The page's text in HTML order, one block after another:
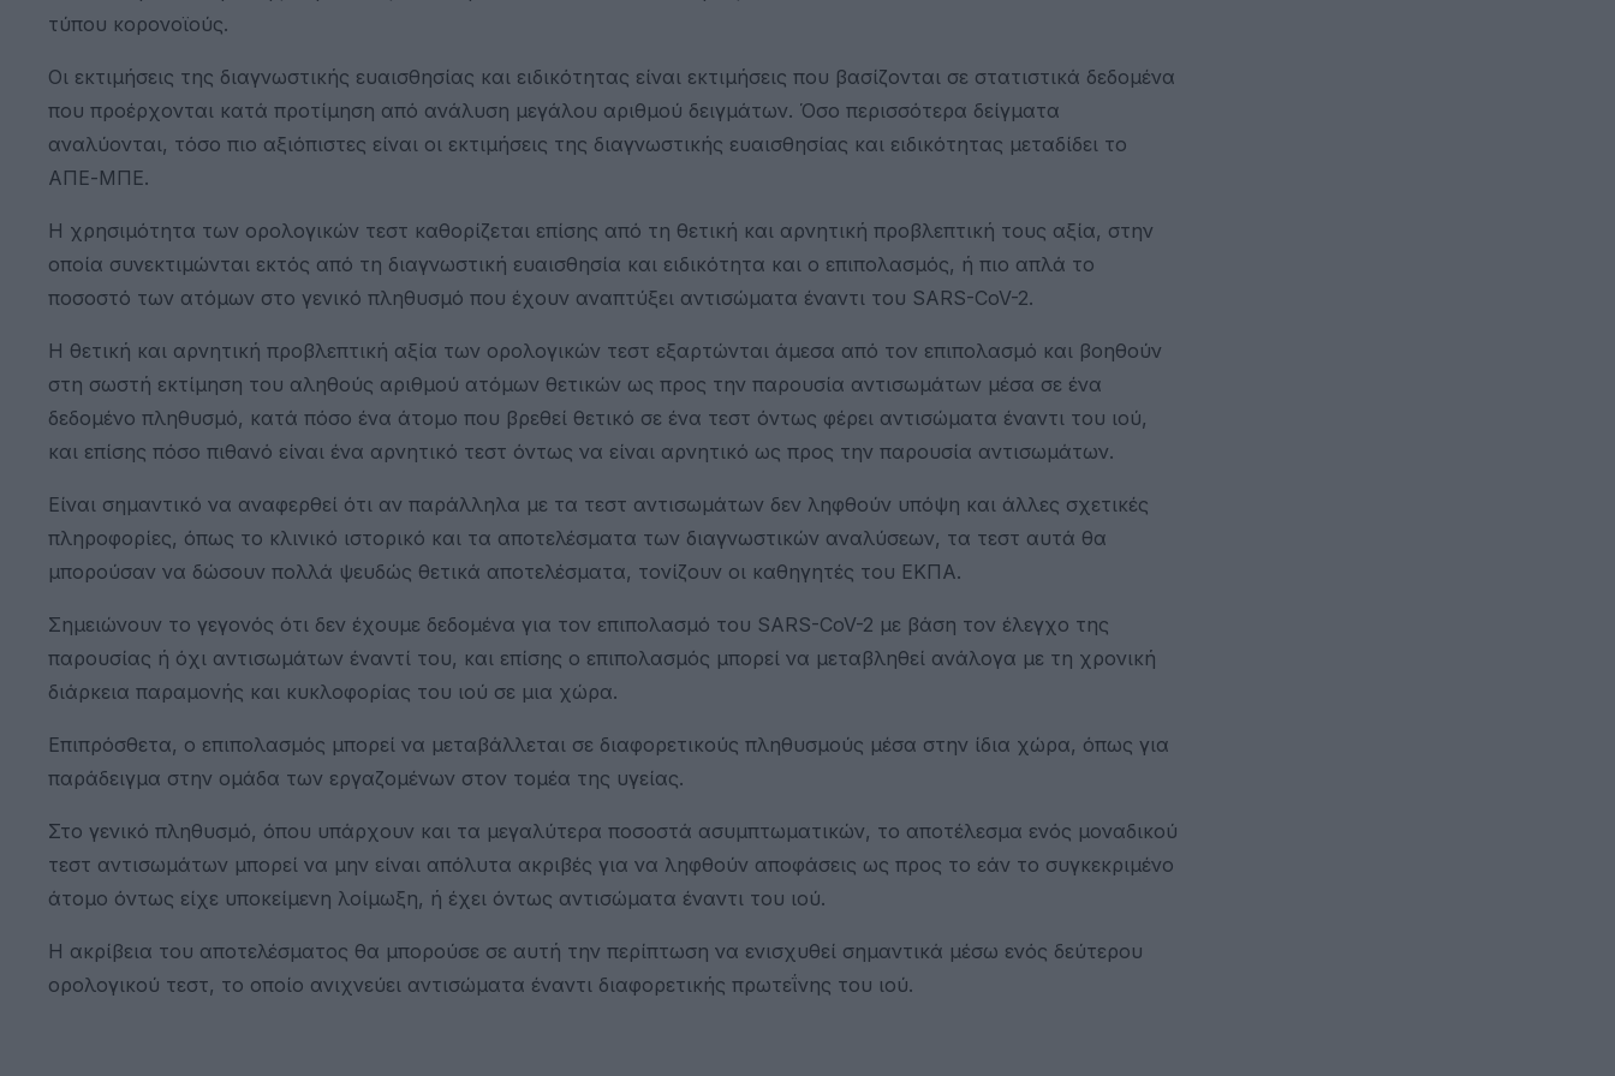
τύπου κορονοϊούς.
Οι εκτιμήσεις της διαγνωστικής ευαισθησίας και ειδικότητας είναι εκτιμήσεις που βασίζονται σε στατιστικά δεδομένα
που προέρχονται κατά προτίμηση από ανάλυση μεγάλου αριθμού δειγμάτων. Όσο περισσότερα δείγματα
αναλύονται, τόσο πιο αξιόπιστες είναι οι εκτιμήσεις της διαγνωστικής ευαισθησίας και ειδικότητας μεταδίδει το
ΑΠΕ-ΜΠΕ.
Η χρησιμότητα των ορολογικών τεστ καθορίζεται επίσης από τη θετική και αρνητική προβλεπτική τους αξία, στην
οποία συνεκτιμώνται εκτός από τη διαγνωστική ευαισθησία και ειδικότητα και ο επιπολασμός, ή πιο απλά το
ποσοστό των ατόμων στο γενικό πληθυσμό που έχουν αναπτύξει αντισώματα έναντι του SARS-CoV-2.
Η θετική και αρνητική προβλεπτική αξία των ορολογικών τεστ εξαρτώνται άμεσα από τον επιπολασμό και βοηθούν
στη σωστή εκτίμηση του αληθούς αριθμού ατόμων θετικών ως προς την παρουσία αντισωμάτων μέσα σε ένα
δεδομένο πληθυσμό, κατά πόσο ένα άτομο που βρεθεί θετικό σε ένα τεστ όντως φέρει αντισώματα έναντι του ιού,
και επίσης πόσο πιθανό είναι ένα αρνητικό τεστ όντως να είναι αρνητικό ως προς την παρουσία αντισωμάτων.
Είναι σημαντικό να αναφερθεί ότι αν παράλληλα με τα τεστ αντισωμάτων δεν ληφθούν υπόψη και άλλες σχετικές
πληροφορίες, όπως το κλινικό ιστορικό και τα αποτελέσματα των διαγνωστικών αναλύσεων, τα τεστ αυτά θα
μπορούσαν να δώσουν πολλά ψευδώς θετικά αποτελέσματα, τονίζουν οι καθηγητές του ΕΚΠΑ.
Σημειώνουν το γεγονός ότι δεν έχουμε δεδομένα για τον επιπολασμό του SARS-CoV-2 με βάση τον έλεγχο της
παρουσίας ή όχι αντισωμάτων έναντί του, και επίσης ο επιπολασμός μπορεί να μεταβληθεί ανάλογα με τη χρονική
διάρκεια παραμονής και κυκλοφορίας του ιού σε μια χώρα.
Επιπρόσθετα, ο επιπολασμός μπορεί να μεταβάλλεται σε διαφορετικούς πληθυσμούς μέσα στην ίδια χώρα, όπως για
παράδειγμα στην ομάδα των εργαζομένων στον τομέα της υγείας.
Στο γενικό πληθυσμό, όπου υπάρχουν και τα μεγαλύτερα ποσοστά ασυμπτωματικών, το αποτέλεσμα ενός μοναδικού
τεστ αντισωμάτων μπορεί να μην είναι απόλυτα ακριβές για να ληφθούν αποφάσεις ως προς το εάν το συγκεκριμένο
άτομο όντως είχε υποκείμενη λοίμωξη, ή έχει όντως αντισώματα έναντι του ιού.
Η ακρίβεια του αποτελέσματος θα μπορούσε σε αυτή την περίπτωση να ενισχυθεί σημαντικά μέσω ενός δεύτερου
ορολογικού τεστ, το οποίο ανιχνεύει αντισώματα έναντι διαφορετικής πρωτεΐνης του ιού.